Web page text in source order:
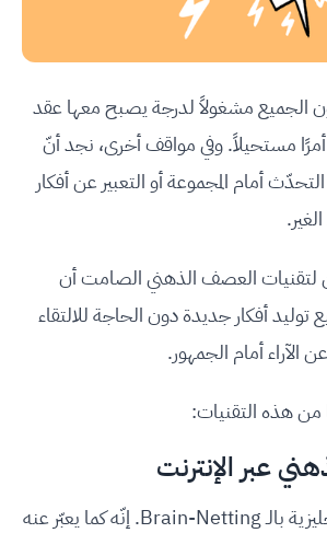
الجميع مشغولاً لدرجة يصبح معها عقد
مستحيلاً. وفي مواقف أخرى، نجد أنّ
أمام المجموعة أو التعبير عن أفكار
لتقنيات العصف الذهني الصامت أن
توليد أفكار جديدة دون الحاجة للالتقاء
الآراء أمام الجمهور.
من هذه التقنيات:
ويُعرف في اللغة الإنجليزية بالـ Brain-Netting. إنّه كما يعبّر عنه